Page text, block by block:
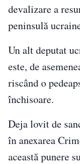
devalizare a
peninsulă
Un alt deputat
este, de
riscând o
închisoare.
Deja lovit de
în anexarea
această punere